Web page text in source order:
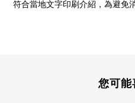
符合當地文字印刷介紹，為避免
您可